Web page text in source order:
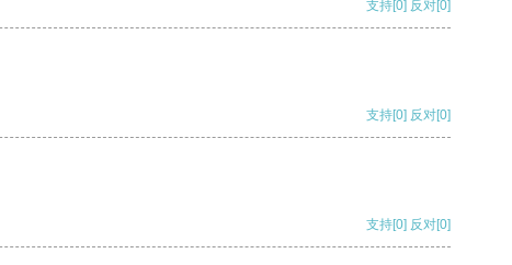
支持[0] 反对[0]
支持[0] 反对[0]
支持[0] 反对[0]